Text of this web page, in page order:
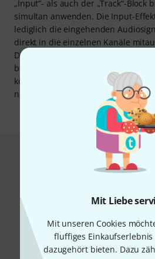
Mit Liebe
Mit unseren Cookies
fluffiges
dazugehört bieten. Dazu
„Input“- als auch der „Track“-Block
simultan anwenden. Die Input-
lediglich die eingehenden
direkt in die einzelnen Kanäle
Die Master-Effekte betreffen dabei
bereits aufgenommenen Loops der
können so zum Beispiel für
nächsten genutzt werden.
Das kauften Kunden,
Produkt